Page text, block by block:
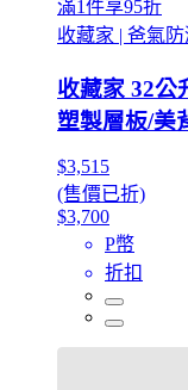
滿1件享95折
收藏家 | 爸氣
收藏家 32公
塑製層板/美
$3,515
(售價已折)
$3,700
P幣
折扣